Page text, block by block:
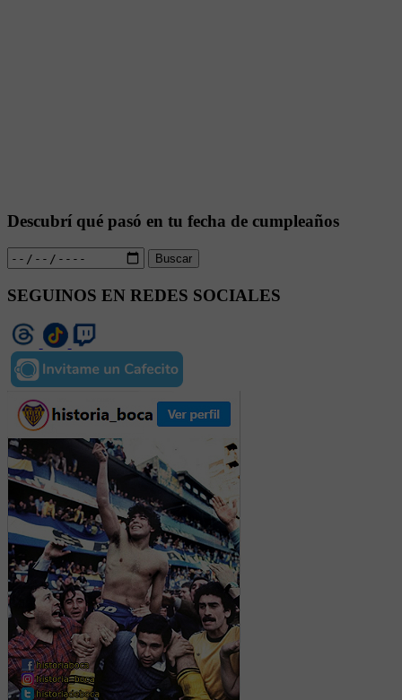
Descubrí qué pasó en tu fecha de cumpleaños
Buscar
SEGUINOS EN REDES SOCIALES